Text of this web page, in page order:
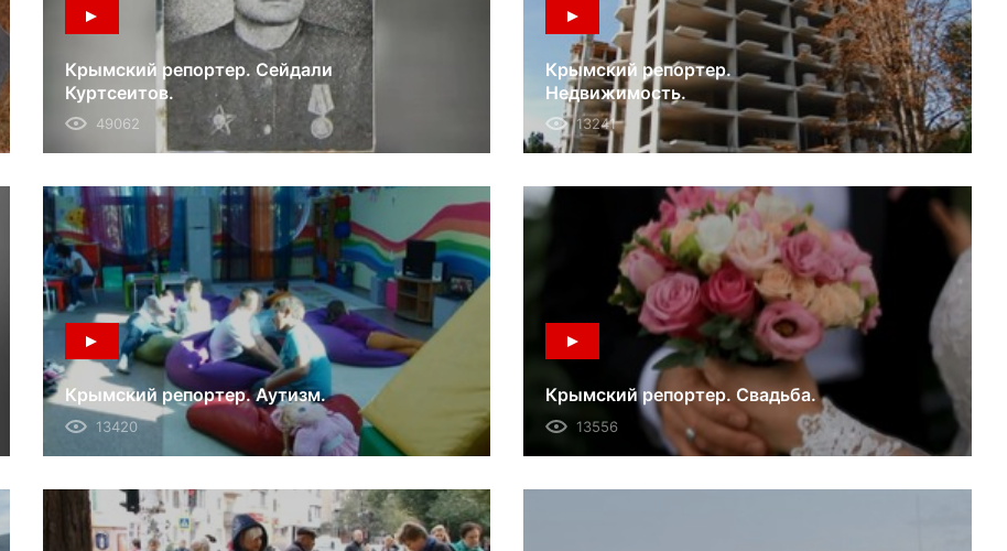
Крымский репортер. Сейдали
Куртсеитов.
49062
Крымский репортер.
Недвижимость.
13241
Крымский репортер. Аутизм.
13420
Крымский репортер. Свадьба.
13556